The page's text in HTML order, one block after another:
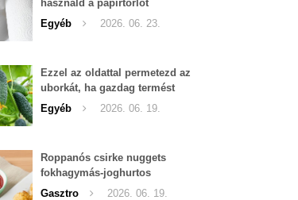
használd a papírtörlőt
Egyéb
2026. 06. 23.
Ezzel az oldattal permetezd az
uborkát, ha gazdag termést
szeretnél begyűjteni
Egyéb 2026. 06. 19.
Roppanós csirke nuggets
fokhagymás-joghurtos
szósszal
Gasztro 2026. 06. 19.